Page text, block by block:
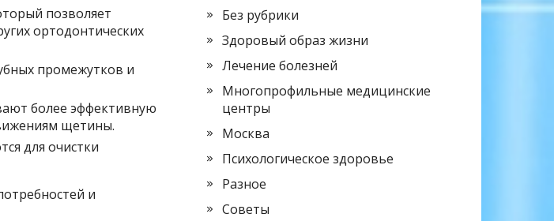
позволяет
ортодонтических
промежутков и
более эффективную
щетины.
для очистки
и
Без рубрики
Здоровый образ жизни
Лечение болезней
Многопрофильные медицинские
центры
Москва
Психологическое здоровье
Разное
Советы